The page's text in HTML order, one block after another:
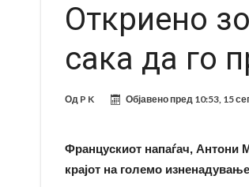
Откриено
сака да го
Од P K Објавено пред 10:53, 15
Францускиот напаѓач, Антони
крајот на големо